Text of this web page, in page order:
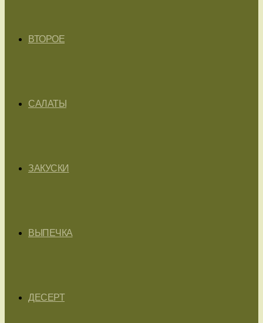
ВТОРОЕ
САЛАТЫ
ЗАКУСКИ
ВЫПЕЧКА
ДЕСЕРТ